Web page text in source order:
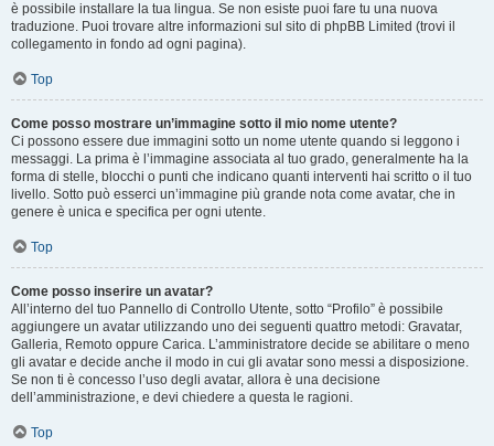
è possibile installare la tua lingua. Se non esiste puoi fare tu una nuova
traduzione. Puoi trovare altre informazioni sul sito di phpBB Limited (trovi il
collegamento in fondo ad ogni pagina).
Top
Come posso mostrare un’immagine sotto il mio nome utente?
Ci possono essere due immagini sotto un nome utente quando si leggono i
messaggi. La prima è l’immagine associata al tuo grado, generalmente ha la
forma di stelle, blocchi o punti che indicano quanti interventi hai scritto o il tuo
livello. Sotto può esserci un’immagine più grande nota come avatar, che in
genere è unica e specifica per ogni utente.
Top
Come posso inserire un avatar?
All’interno del tuo Pannello di Controllo Utente, sotto “Profilo” è possibile
aggiungere un avatar utilizzando uno dei seguenti quattro metodi: Gravatar,
Galleria, Remoto oppure Carica. L’amministratore decide se abilitare o meno
gli avatar e decide anche il modo in cui gli avatar sono messi a disposizione.
Se non ti è concesso l’uso degli avatar, allora è una decisione
dell’amministrazione, e devi chiedere a questa le ragioni.
Top